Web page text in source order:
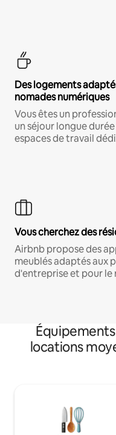
Des logements
nomades numériques
Vous êtes un
un séjour longue
espaces de travail
Vous cherchez des
Airbnb propose des
meublés adaptés aux
d'entreprise et pour le
locations